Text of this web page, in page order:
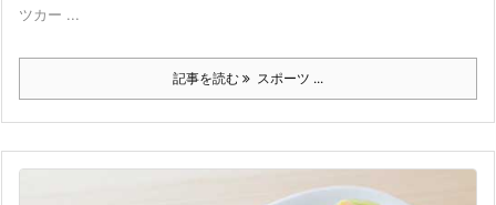
ツカー ...
記事を読む スポーツ ...